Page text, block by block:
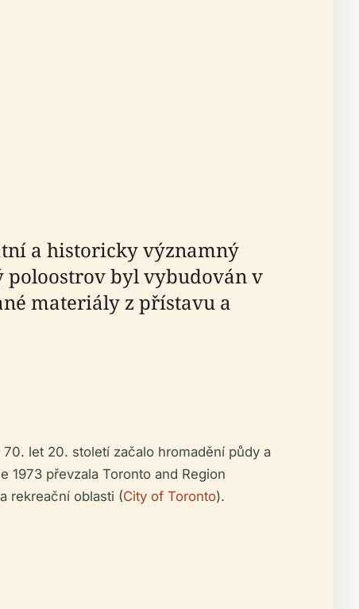
a historicky významný
poloostrov byl vybudován v
materiály z přístavu a
let 20. století začalo hromadění půdy a
1973 převzala Toronto and Region
rekreační oblasti (City of Toronto).